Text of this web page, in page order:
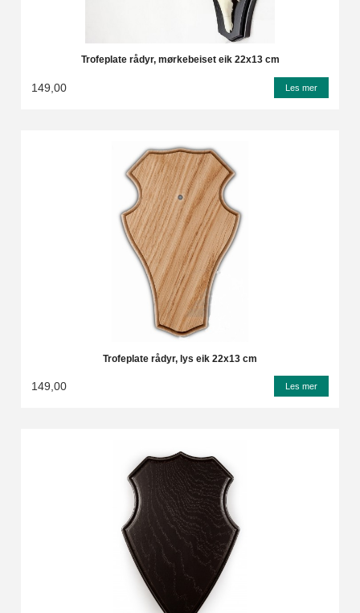
Trofeplate rådyr, mørkebeiset eik 22x13 cm
149,00 Les mer
Trofeplate rådyr, lys eik 22x13 cm
149,00 Les mer